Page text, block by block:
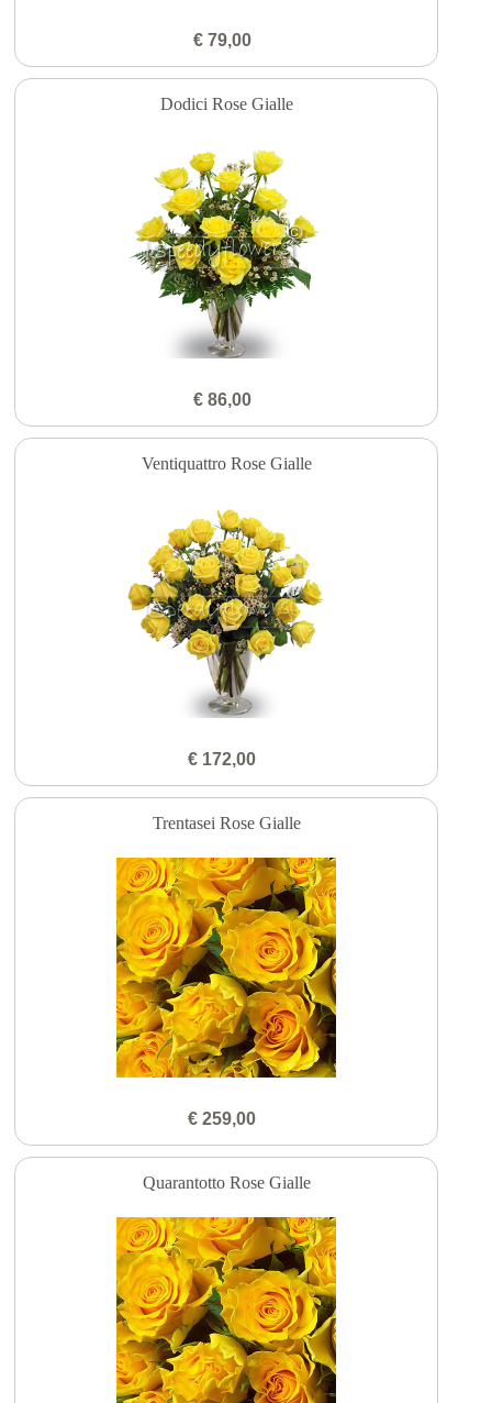
€ 79,00
Dodici Rose Gialle
€ 86,00
Ventiquattro Rose Gialle
€ 172,00
Trentasei Rose Gialle
€ 259,00
Quarantotto Rose Gialle